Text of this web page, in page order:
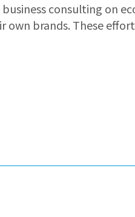
consulting on
brands. These